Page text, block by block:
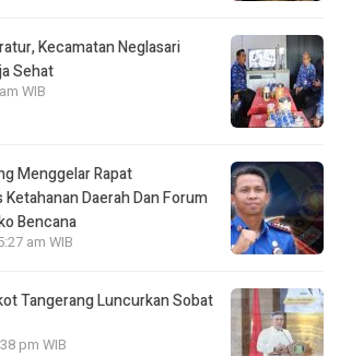
Kecamatan Neglasari
Sehat
WIB
Menggelar Rapat
Daerah Dan Forum
Bencana
am WIB
Tangerang Luncurkan Sobat
pm WIB